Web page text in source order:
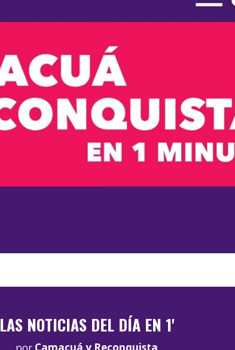
LAS NOTICIAS DEL DÍA EN 1'
por Camacuá y Reconquista